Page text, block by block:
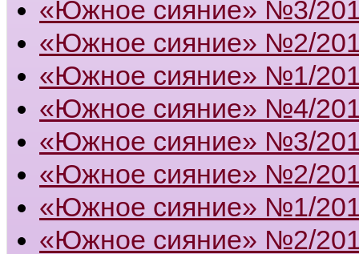
«Южное сияние» №3/
«Южное сияние» №2/
«Южное сияние» №1/
«Южное сияние» №4/
«Южное сияние» №3/
«Южное сияние» №2/
«Южное сияние» №1/
«Южное сияние» №2/